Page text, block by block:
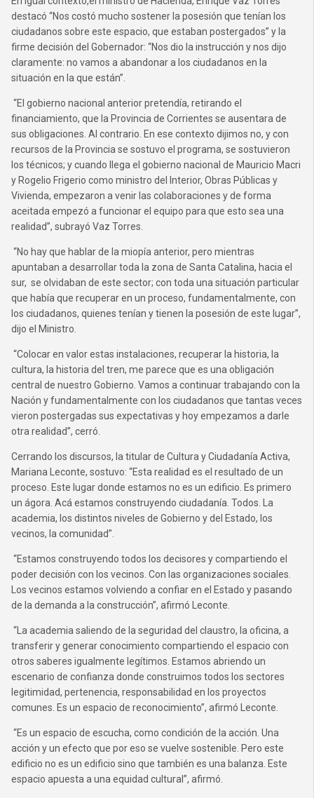
destacó “Nos costó mucho sostener la posesión que tenían los
ciudadanos sobre este espacio, que estaban postergados” y la
firme decisión del Gobernador: “Nos dio la instrucción y nos dijo
claramente: no vamos a abandonar a los ciudadanos en la
situación en la que están”.
“El gobierno nacional anterior pretendía, retirando el
financiamiento, que la Provincia de Corrientes se ausentara de
sus obligaciones. Al contrario. En ese contexto dijimos no, y con
recursos de la Provincia se sostuvo el programa, se sostuvieron
los técnicos; y cuando llega el gobierno nacional de Mauricio Macri
y Rogelio Frigerio como ministro del Interior, Obras Públicas y
Vivienda, empezaron a venir las colaboraciones y de forma
aceitada empezó a funcionar el equipo para que esto sea una
realidad”, subrayó Vaz Torres.
“No hay que hablar de la miopía anterior, pero mientras
apuntaban a desarrollar toda la zona de Santa Catalina, hacia el
sur, se olvidaban de este sector; con toda una situación particular
que había que recuperar en un proceso, fundamentalmente, con
los ciudadanos, quienes tenían y tienen la posesión de este lugar”,
dijo el Ministro.
“Colocar en valor estas instalaciones, recuperar la historia, la
cultura, la historia del tren, me parece que es una obligación
central de nuestro Gobierno. Vamos a continuar trabajando con la
Nación y fundamentalmente con los ciudadanos que tantas veces
vieron postergadas sus expectativas y hoy empezamos a darle
otra realidad”, cerró.
Cerrando los discursos, la titular de Cultura y Ciudadanía Activa,
Mariana Leconte, sostuvo: “Esta realidad es el resultado de un
proceso. Este lugar donde estamos no es un edificio. Es primero
un ágora. Acá estamos construyendo ciudadanía. Todos. La
academia, los distintos niveles de Gobierno y del Estado, los
vecinos, la comunidad”.
“Estamos construyendo todos los decisores y compartiendo el
poder decisión con los vecinos. Con las organizaciones sociales.
Los vecinos estamos volviendo a confiar en el Estado y pasando
de la demanda a la construcción”, afirmó Leconte.
“La academia saliendo de la seguridad del claustro, la oficina, a
transferir y generar conocimiento compartiendo el espacio con
otros saberes igualmente legítimos. Estamos abriendo un
escenario de confianza donde construimos todos los sectores
legitimidad, pertenencia, responsabilidad en los proyectos
comunes. Es un espacio de reconocimiento”, afirmó Leconte.
“Es un espacio de escucha, como condición de la acción. Una
acción y un efecto que por eso se vuelve sostenible. Pero este
edificio no es un edificio sino que también es una balanza. Este
espacio apuesta a una equidad cultural”, afirmó.